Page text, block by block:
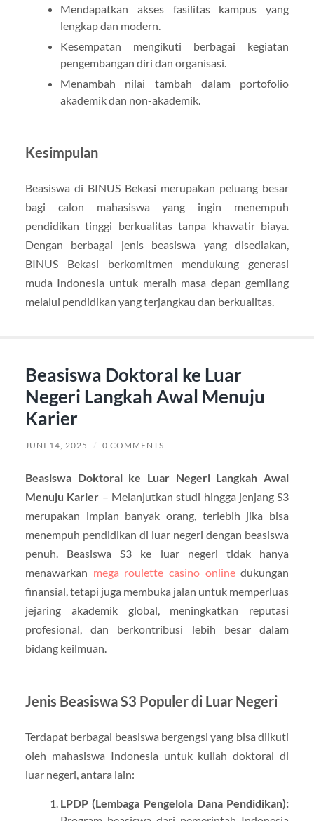
Mendapatkan akses fasilitas kampus yang
lengkap dan modern.
Kesempatan mengikuti berbagai kegiatan
pengembangan diri dan organisasi.
Menambah nilai tambah dalam portofolio
akademik dan non-akademik.
Kesimpulan
Beasiswa di BINUS Bekasi merupakan peluang besar
bagi calon mahasiswa yang ingin menempuh
pendidikan tinggi berkualitas tanpa khawatir biaya.
Dengan berbagai jenis beasiswa yang disediakan,
BINUS Bekasi berkomitmen mendukung generasi
muda Indonesia untuk meraih masa depan gemilang
melalui pendidikan yang terjangkau dan berkualitas.
Beasiswa Doktoral ke Luar
Negeri Langkah Awal Menuju
Karier
JUNI 14, 2025 / 0 COMMENTS
Beasiswa Doktoral ke Luar Negeri Langkah Awal
Menuju Karier – Melanjutkan studi hingga jenjang S3
merupakan impian banyak orang, terlebih jika bisa
menempuh pendidikan di luar negeri dengan beasiswa
penuh. Beasiswa S3 ke luar negeri tidak hanya
menawarkan mega roulette casino onlinedukungan
finansial, tetapi juga membuka jalan untuk memperluas
jejaring akademik global, meningkatkan reputasi
profesional, dan berkontribusi lebih besar dalam
bidang keilmuan.
Jenis Beasiswa S3 Populer di Luar Negeri
Terdapat berbagai beasiswa bergengsi yang bisa diikuti
oleh mahasiswa Indonesia untuk kuliah doktoral di
luar negeri, antara lain:
LPDP (Lembaga Pengelola Dana Pendidikan):